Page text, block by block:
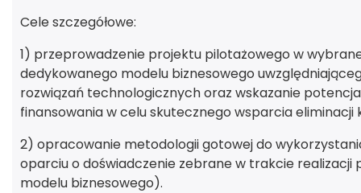
Cele szczegółowe:
1) przeprowadzenie projektu pilotażowego w
dedykowanego modelu biznesowego
rozwiązań technologicznych oraz wskazanie
finansowania w celu skutecznego wsparcia eliminacji
2) opracowanie metodologii gotowej do
oparciu o doświadczenie zebrane w trakcie
modelu biznesowego).